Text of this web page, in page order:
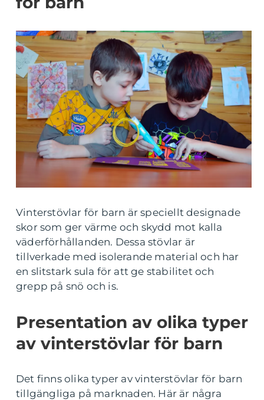
Vinterstövlar för barn är speciellt designade
skor som ger värme och skydd mot kalla
väderförhållanden. Dessa stövlar är
tillverkade med isolerande material och har
en slitstark sula för att ge stabilitet och
grepp på snö och is.
Presentation av olika typer
av vinterstövlar för barn
Det finns olika typer av vinterstövlar för barn
tillgängliga på marknaden. Här är några